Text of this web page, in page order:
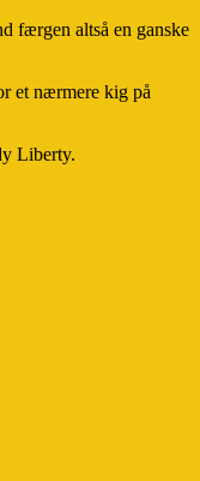
færgen altså en ganske
et nærmere kig på
Liberty.